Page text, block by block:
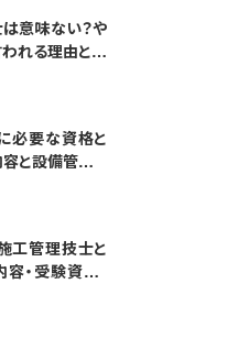
意味ない？や
れる理由と取
必要な資格と
と設備管理と
工管理技士と
・受験資格・